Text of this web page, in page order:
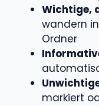
Wichtige,
wandern
Ordner
markiert